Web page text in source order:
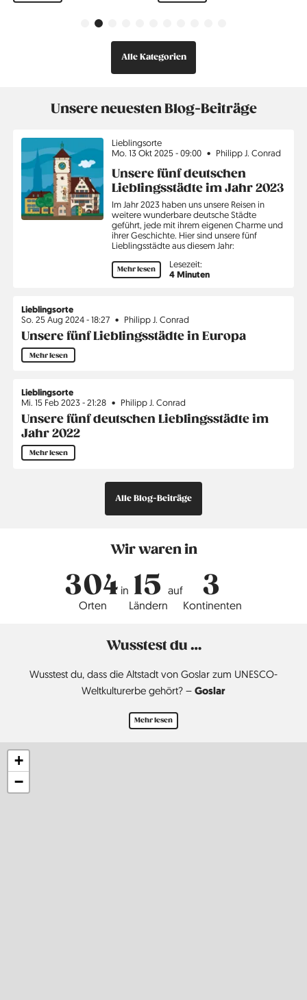
Alle Kategorien
Unsere neuesten Blog-Beiträge
Thema
Lieblingsorte
Mo. 13 Okt 2025 - 09:00
Philipp J. Conrad
Unsere fünf deutschen
Lieblingsstädte im Jahr 2023
Im Jahr 2023 haben uns unsere Reisen in
weitere wunderbare deutsche Städte
geführt, jede mit ihrem eigenen Charme und
ihrer Geschichte. Hier sind unsere fünf
Lieblingsstädte aus diesem Jahr:
Mehr lesen Lesezeit:
4 Minuten
Lieblingsorte
So. 25 Aug 2024 - 18:27 Philipp J. Conrad
Unsere fünf Lieblingsstädte in Europa
Mehr lesen
Lieblingsorte
Mi. 15 Feb 2023 - 21:28 Philipp J. Conrad
Unsere fünf deutschen Lieblingsstädte im
Jahr 2022
Mehr lesen
Alle Blog-Beiträge
Wir waren in
304
Orten
in 15
Ländern
auf 3
Kontinenten
Wusstest du …
Wusstest du, dass die Altstadt von Goslar zum UNESCO-
Weltkulturerbe gehört? – Goslar
Mehr lesen
+
−